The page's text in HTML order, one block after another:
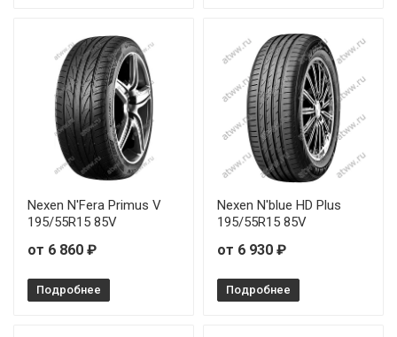
Nexen N'Fera Primus V
195/55R15 85V
от 6 860 ₽
Подробнее
Nexen N'blue HD Plus
195/55R15 85V
от 6 930 ₽
Подробнее